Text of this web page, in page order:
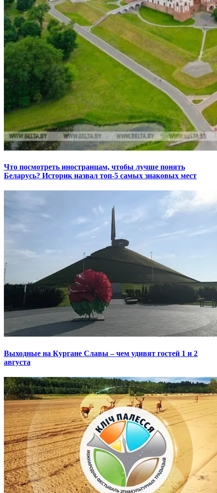
Что посмотреть иностранцам, чтобы лучше понять
Беларусь? Историк назвал топ-5 самых знаковых мест
Выходные на Кургане Славы – чем удивят гостей 1 и 2
августа